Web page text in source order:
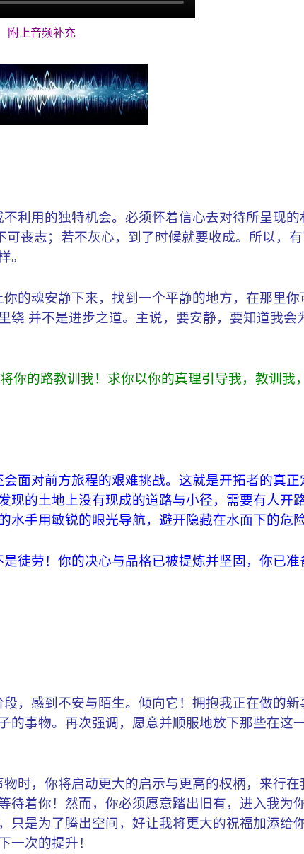
附上音频补充
利用的独特机会。必须怀着信心去对待所呈现的
丧志；若不灰心，到了时候就要收成。所以，
。
的魂安静下来，找到一个平静的地方，在那里你
绕 并不是进步之道。主说，要安静，要知道我会
你的路教训我！求你以你的真理引导我，教训我
面对前方旅程的艰难挑战。这就是开拓者的真正
现的土地上没有现成的道路与小径，需要有人开
手用敏锐的眼光导航，避开隐藏在水面下的危险
徒劳！你的决心与品格已被提炼并坚固，你已准
，感到不安与陌生。倾向它！拥抱我正在做的新
的事物。再次强调，愿意并顺服地放下那些在这
时，你将启动更大的启示与更高的权柄，来行在
待着你！然而，你必须愿意踏出旧有，进入我为
只是为了腾出空间，好让我将更大的祝福加添给
一次的提升！